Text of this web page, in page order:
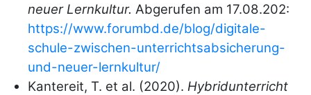
neuer Lernkultur. Abgerufen am 17.08.202:
https://www.forumbd.de/blog/digitale-
schule-zwischen-unterrichtsabsicherung-
und-neuer-lernkultur/
Kantereit, T. et al. (2020). Hybridunterricht